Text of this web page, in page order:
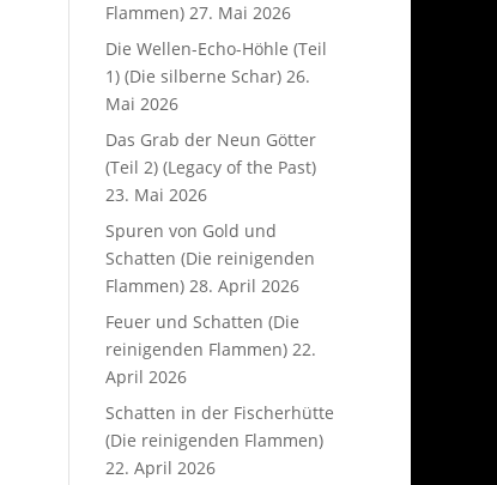
Flammen) 27. Mai 2026
Die Wellen-Echo-Höhle (Teil
1) (Die silberne Schar) 26.
Mai 2026
Das Grab der Neun Götter
(Teil 2) (Legacy of the Past)
23. Mai 2026
Spuren von Gold und
Schatten (Die reinigenden
Flammen) 28. April 2026
Feuer und Schatten (Die
reinigenden Flammen) 22.
April 2026
Schatten in der Fischerhütte
(Die reinigenden Flammen)
22. April 2026